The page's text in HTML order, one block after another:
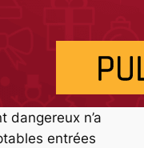
dangereux n’a
entrées